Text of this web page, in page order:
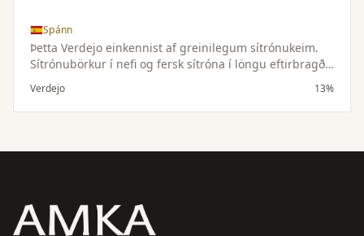
Spánn
Þetta Verdejo einkennist af greinilegum sítrónukeim.
Sítrónubörkur í nefi og fersk sítróna í löngu eftirbragði.
Jafn hressandi og glas af límonaði og hverfur jafn
hratt. Frábær fordrykkur sem passar einstaklega vel
með geitaosti og alls kyns sjávarréttum.
Verdejo 13%